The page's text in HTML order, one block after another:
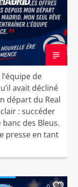
de
avait décliné
départ du Real
: succéder
des Bleus.
presse en tant